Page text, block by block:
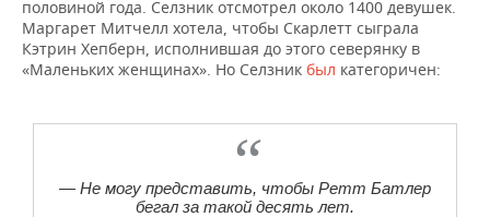
половиной года. Селзник отсмотрел около 1400 девушек.
Маргарет Митчелл хотела, чтобы Скарлетт сыграла
Кэтрин Хепберн, исполнившая до этого северянку в
«Маленьких женщинах». Но Селзник был категоричен:
— Не могу представить, чтобы Ретт Батлер
бегал за такой десять лет.